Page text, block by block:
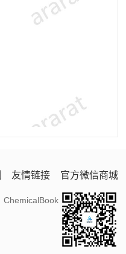
友情链接
ChemicalBook
官方微信商城